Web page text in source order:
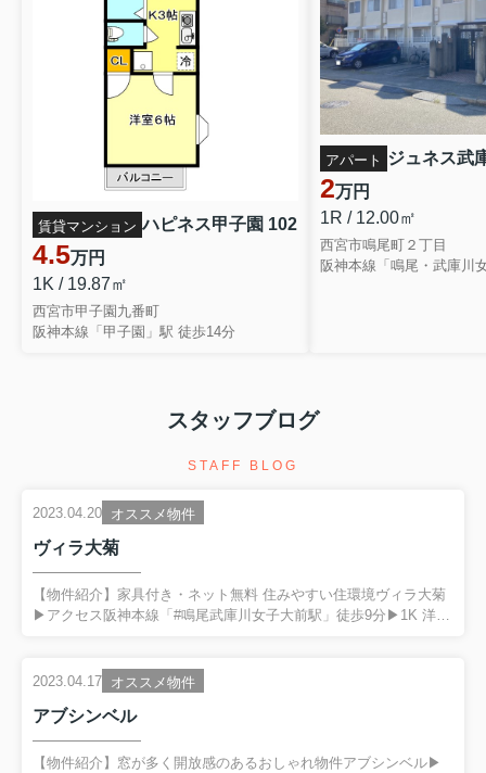
賃貸マンション ハピネス甲子園 102
4.5万円
1K / 19.87㎡
西宮市甲子園九番町
阪神本線「甲子園」駅 徒歩14分
アパート ジュネス武
2万円
1R / 12.00㎡
西宮市鳴尾町２丁目
スタッフブログ
STAFF BLOG
2023.04.20 オススメ物件
ヴィラ大菊
【物件紹介】家具付き・ネット無料 住みやすい住環境ヴィラ大菊
▶アクセス阪神本線「#鳴尾武庫川女子大前駅」徒歩9分▶1K 洋室
輪場完備■収納ベッド付き■全自動洗濯機と電子レンジをオプショ
ンで付けるのが可能！(＋2,000/月額)気になる物件はトマトホーム
の公式LINEへお問合せください！武庫川女子大学の近くで昭和３
９年創業以来５０年以上の実績を誇るトマトホームです。鳴尾周
辺のお部屋探しはお任せください-------------------------------------...
2023.04.17 オススメ物件
アブシンベル
【物件紹介】窓が多く開放感のあるおしゃれ物件アブシンベル▶